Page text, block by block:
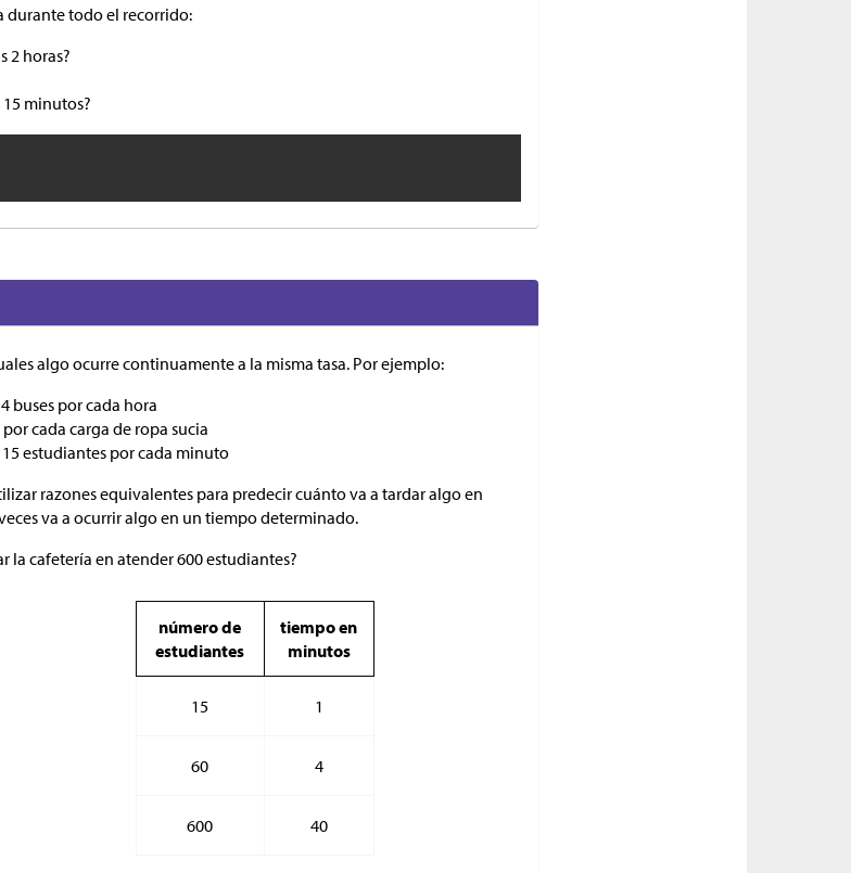
durante todo el recorrido:
2 horas?
minutos?
algo ocurre continuamente a la misma tasa. Por ejemplo:
buses por cada hora
cada carga de ropa sucia
estudiantes por cada minuto
razones equivalentes para predecir cuánto va a tardar algo en
va a ocurrir algo en un tiempo determinado.
la cafetería en atender 600 estudiantes?
número de
estudiantes
tiempo en
minutos
15 1
60 4
600 40